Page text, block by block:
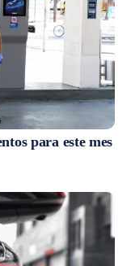
para este mes